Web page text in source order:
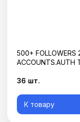
500+ FOLLOWERS
ACCOUNTS.AUTH
36 шт.
К товару